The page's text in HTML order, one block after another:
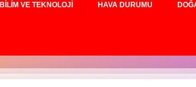
BILIM VE TEKNOLOJI HAVA DURUMU